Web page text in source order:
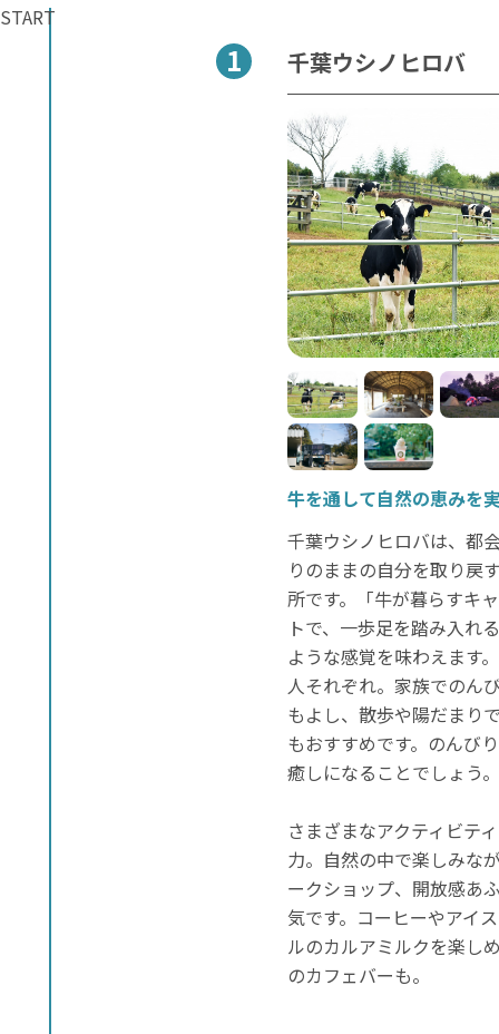
START
千葉ウシノヒロバ
牛を通して自然の恵みを
千葉ウシノヒロバは、都
りのままの自分を取り戻
所です。「牛が暮らすキ
トで、一歩足を踏み入れ
ような感覚を味わえます
人それぞれ。家族でのん
もよし、散歩や陽だまり
もおすすめです。のんび
癒しになることでしょう
さまざまなアクティビテ
力。自然の中で楽しみな
ークショップ、開放感あ
気です。コーヒーやアイ
ルのカルアミルクを楽し
のカフェバーも。